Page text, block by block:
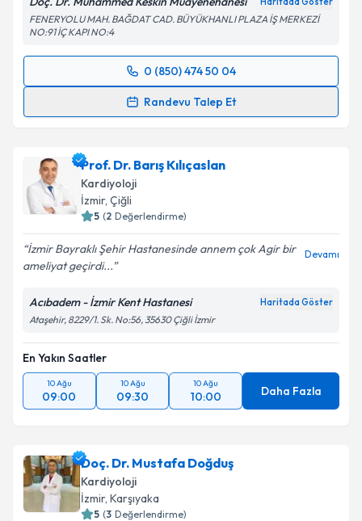
FENERYOLU MAH. BAĞDAT CAD. BÜYÜKHANLI PLAZA İŞ MERKEZİ
NO:91 İÇ KAPI NO:4
0 (850) 474 50 04
Randevu Talep Et
Randevu Takvimi Talebi
için bir takvim hazırlandığında e-posta ile
bilgilendireceğiz.
E-posta Adresiniz
Kişisel verilerimin işlenmesine ilişkin
Metni'ni okudum ve kişisel verilerimin belirtilen
kapsamda işlenmesini kabul ediyorum.
Takvim Talebini Gönder
Prof. Dr. Barış Kılıçaslan
Kardiyoloji
İzmir, Çiğli
5 (2 Değerlendirme)
İzmir Bayraklı Şehir Hastanesinde annem çok Agir bir
ameliyat geçirdi...
Devamı
Acıbadem - İzmir Kent Hastanesi Haritada Göster
Ataşehir, 8229/1. Sk. No:56, 35630 Çiğli İzmir
En Yakın Saatler
10 Ağu
09:00
10 Ağu
09:30
10 Ağu
10:00 Daha Fazla
Doç. Dr. Mustafa Doğduş
Kardiyoloji
İzmir, Karşıyaka
5 (3 Değerlendirme)